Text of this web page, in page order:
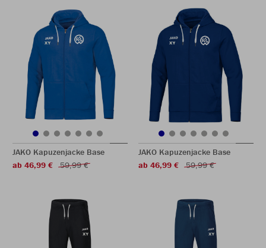
JAKO Kapuzenjacke Base
ab 46,99 €
59,99 €
JAKO Kapuzenjacke Base
ab 46,99 €
59,99 €